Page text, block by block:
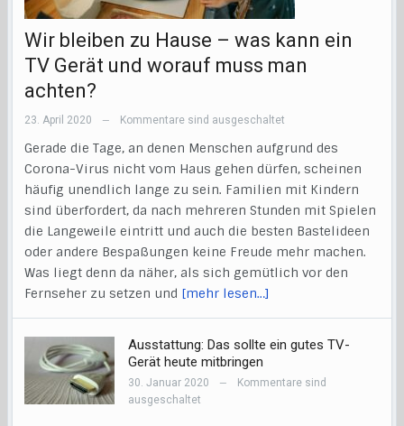
Wir bleiben zu Hause – was kann ein
TV Gerät und worauf muss man
achten?
23. April 2020 — Kommentare sind ausgeschaltet
Gerade die Tage, an denen Menschen aufgrund des
Corona-Virus nicht vom Haus gehen dürfen, scheinen
häufig unendlich lange zu sein. Familien mit Kindern
sind überfordert, da nach mehreren Stunden mit Spielen
die Langeweile eintritt und auch die besten Bastelideen
oder andere Bespaßungen keine Freude mehr machen.
Was liegt denn da näher, als sich gemütlich vor den
Fernseher zu setzen und [mehr lesen…]
Ausstattung: Das sollte ein gutes TV-
Gerät heute mitbringen
30. Januar 2020 —
Kommentare sind
ausgeschaltet